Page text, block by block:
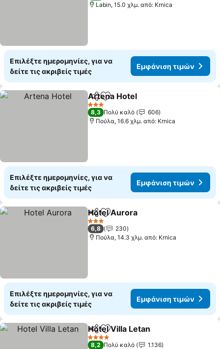
Labin, 15.0 χλμ. από: Krnica
Επιλέξτε ημερομηνίες, για να
δείτε τις ακριβείς τιμές
Εμφάνιση τιμών
Κοινοποίηση
Προσθήκη στα αγαπημένα
Artena Hotel
3 Αστέρια
8,3 Πολύ καλό
606
Πούλα, 16.6 χλμ. από: Krnica
Επιλέξτε ημερομηνίες, για να
δείτε τις ακριβείς τιμές
Εμφάνιση τιμών
Κοινοποίηση
Προσθήκη στα αγαπημένα
Hotel Aurora
3 Αστέρια
6,8
230
Πούλα, 14.3 χλμ. από: Krnica
Επιλέξτε ημερομηνίες, για να
δείτε τις ακριβείς τιμές
Εμφάνιση τιμών
Κοινοποίηση
Προσθήκη στα αγαπημένα
Hotel Villa Letan
4 Αστέρια
8,2 Πολύ καλό
1.136